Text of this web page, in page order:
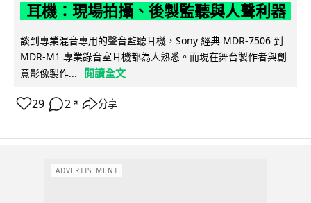
耳機：現場拍攝、後製監聽與人聲利器
談到專業混音專用的聲音監聽耳機，Sony 經典 MDR-7506 到
MDR-M1 專業錄音室耳機都為人熟悉。而現在舞台製作者與創
意影像製作...
閱讀全文
29 2 ↗ 分享
ADVERTISEMENT